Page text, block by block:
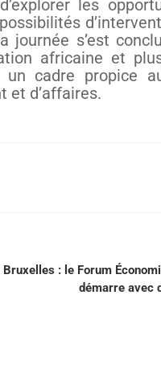
les
journée s’est
africaine et
cadre propice
et d’affaires.
Bruxelles : le Forum
démarre avec